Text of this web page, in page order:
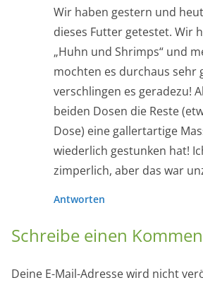
Wir haben gestern und
dieses Futter getestet. Wir
„Huhn und Shrimps“ und
mochten es durchaus sehr
verschlingen es geradezu!
beiden Dosen die Reste
Dose) eine gallertartige
wiederlich gestunken hat!
zimperlich, aber das war
Antworten
Schreibe einen
Deine E-Mail-Adresse wird nicht